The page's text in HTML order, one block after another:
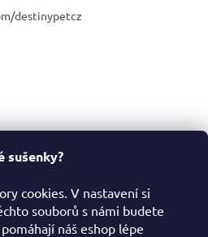
sušenky?
cookies. V nastavení si
souborů s námi budete
náš eshop lépe
destinypetcz